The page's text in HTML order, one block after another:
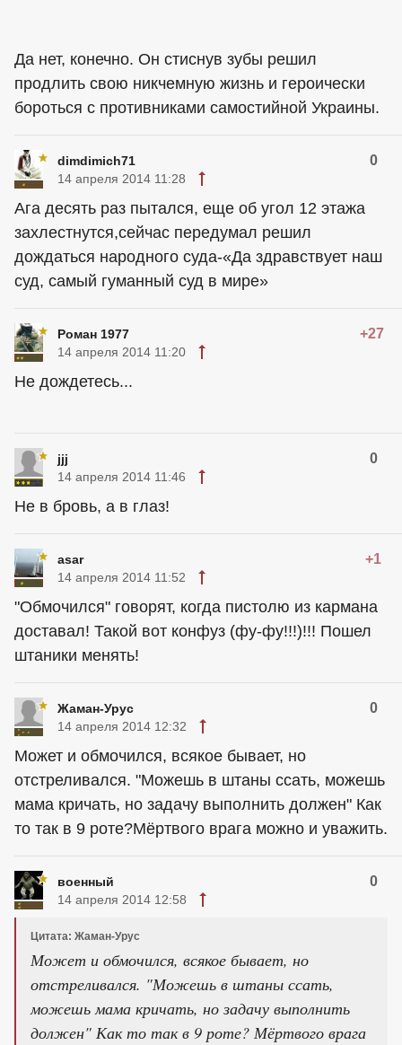
Да нет, конечно. Он стиснув зубы решил
продлить свою никчемную жизнь и героически
бороться с противниками самостийной Украины.
dimdimich71 0
14 апреля 2014 11:28
Ага десять раз пытался, еще об угол 12 этажа
захлестнутся,сейчас передумал решил
дождаться народного суда-«Да здравствует наш
суд, самый гуманный суд в мире»
Роман 1977 +27
14 апреля 2014 11:20
Не дождетесь...
jjj 0
14 апреля 2014 11:46
Не в бровь, а в глаз!
asar +1
14 апреля 2014 11:52
"Обмочился" говорят, когда пистолю из кармана
доставал! Такой вот конфуз (фу-фу!!!)!!! Пошел
штаники менять!
Жаман-Урус 0
14 апреля 2014 12:32
Может и обмочился, всякое бывает, но
отстреливался. "Можешь в штаны ссать, можешь
мама кричать, но задачу выполнить должен" Как
то так в 9 роте?Мёртвого врага можно и уважить.
военный 0
14 апреля 2014 12:58
Цитата: Жаман-Урус
Может и обмочился, всякое бывает, но
отстреливался. "Можешь в штаны ссать,
можешь мама кричать, но задачу выполнить
должен" Как то так в 9 роте? Мёртвого врага